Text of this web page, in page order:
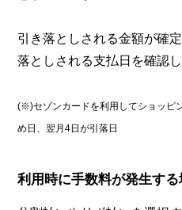
引き落としされる金額が確
落としされる支払日を確認
(※)セゾンカードを利用してショッピ
め日、翌月4日が引落日
利用時に手数料が発生す